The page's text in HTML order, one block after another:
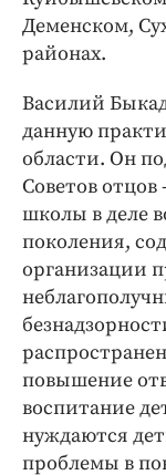
Деменском,
районах.
Василий
данную
области. Он
Советов отцов
школы в деле
поколения,
организации
повышение
воспитание
нуждаются
проблемы в